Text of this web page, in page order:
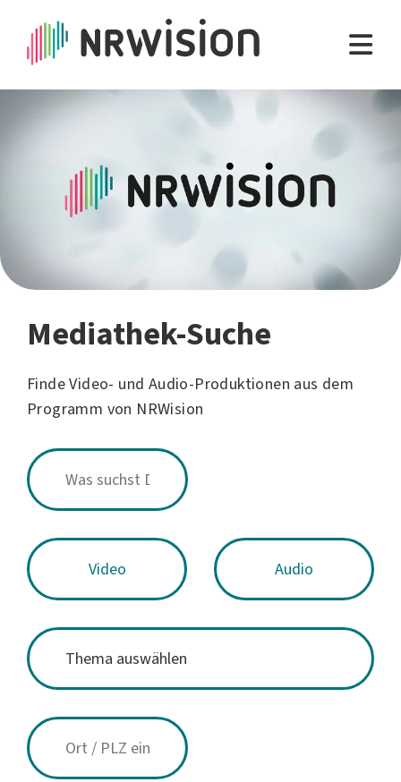
Mediathek-Suche
Finde Video- und Audio-Produktionen aus dem
Programm von NRWision
Video Audio